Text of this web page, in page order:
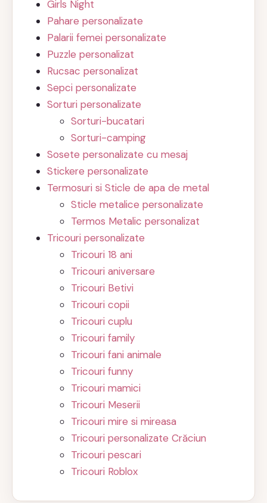
Girls Night
Pahare personalizate
Palarii femei personalizate
Puzzle personalizat
Rucsac personalizat
Sepci personalizate
Sorturi personalizate
Sorturi-bucatari
Sorturi-camping
Sosete personalizate cu mesaj
Stickere personalizate
Termosuri si Sticle de apa de metal
Sticle metalice personalizate
Termos Metalic personalizat
Tricouri personalizate
Tricouri 18 ani
Tricouri aniversare
Tricouri Betivi
Tricouri copii
Tricouri cuplu
Tricouri family
Tricouri fani animale
Tricouri funny
Tricouri mamici
Tricouri Meserii
Tricouri mire si mireasa
Tricouri personalizate Crăciun
Tricouri pescari
Tricouri Roblox